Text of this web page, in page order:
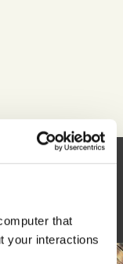
that
your interactions